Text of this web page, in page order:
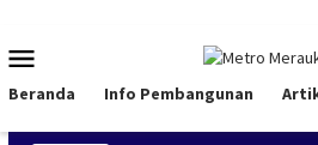
konten
Mobile
Beranda Info Pembangunan